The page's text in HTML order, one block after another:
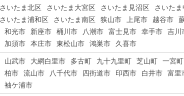
さいたま北区 さいたま大宮区 さいたま見沼区
さいた
さいたま浦和区 さいたま南区 狭山市 上尾市 越谷市
和光市 新座市 桶川市 八潮市 富士見市 幸手市 吉川
加須市 本庄市 東松山市 鴻巣市 久喜市
山武市 大網白里市 多古町 九十九里町 芝山町 一宮町
柏市 流山市 八千代市 四街道市 印西市 白井市 富里
袖ケ浦市